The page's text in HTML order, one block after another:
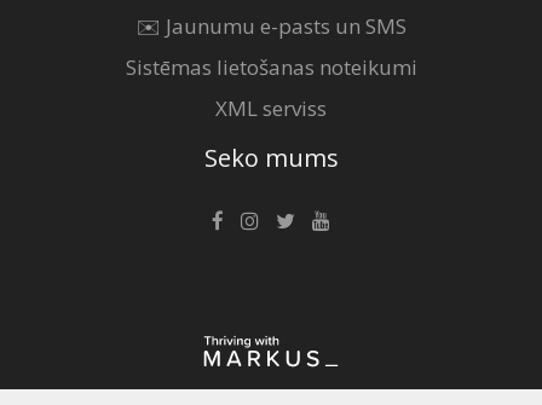
✉️ Jaunumu e-pasts un SMS
Sistēmas lietošanas noteikumi
XML serviss
Seko mums